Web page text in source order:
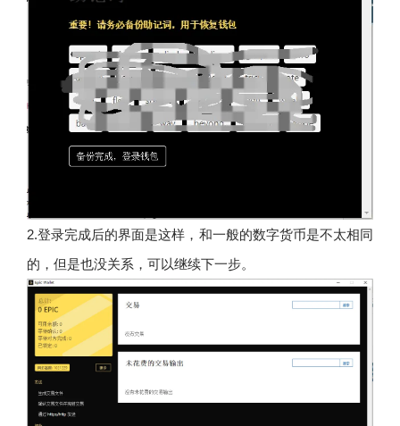
2.登录完成后的界面是这样，和一般的数字货币是不太相同
的，但是也没关系，可以继续下一步。